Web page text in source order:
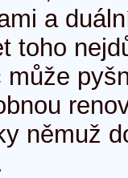
a
toho
němuž